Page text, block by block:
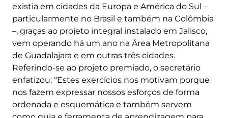
existia em cidades da Europa e América do Sul –
particularmente no Brasil e também na Colômbia
–, graças ao projeto integral instalado em Jalisco,
vem operando há um ano na Área Metropolitana
de Guadalajara e em outras três cidades.
Referindo-se ao projeto premiado, o secretário
enfatizou: “Estes exercícios nos motivam porque
nos fazem expressar nossos esforços de forma
ordenada e esquemática e também servem